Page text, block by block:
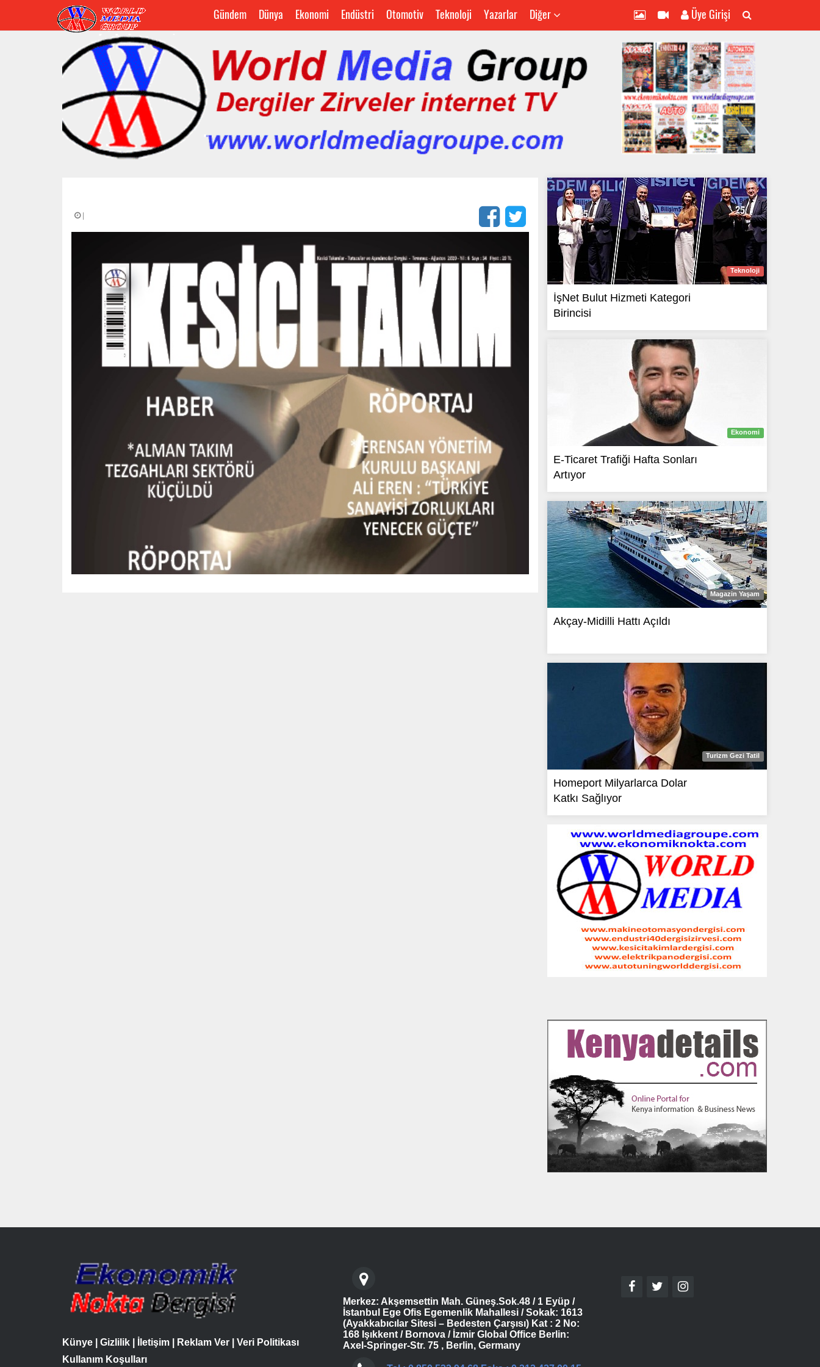
Gündem Dünya Ekonomi Endüstri Otomotiv Teknoloji Yazarlar Diğer Üye Girişi
|
Teknoloji
İşNet Bulut Hizmeti Kategori
Birincisi
Ekonomi
E-Ticaret Trafiği Hafta Sonları
Artıyor
Magazin Yaşam
Akçay-Midilli Hattı Açıldı
Turizm Gezi Tatil
Homeport Milyarlarca Dolar
Katkı Sağlıyor
Künye Gizlilik İletişim Reklam Ver
Veri Politikası
Kullanım Koşulları
Merkez: Akşemsettin Mah. Güneş.Sok.48 / 1 Eyüp /
İstanbul Ege Ofis Egemenlik Mahallesi / Sokak: 1613
(Ayakkabıcılar Sitesi – Bedesten Çarşısı) Kat : 2 No:
168 Işıkkent / Bornova / İzmir Global Office Berlin:
Axel-Springer-Str. 75 , Berlin, Germany